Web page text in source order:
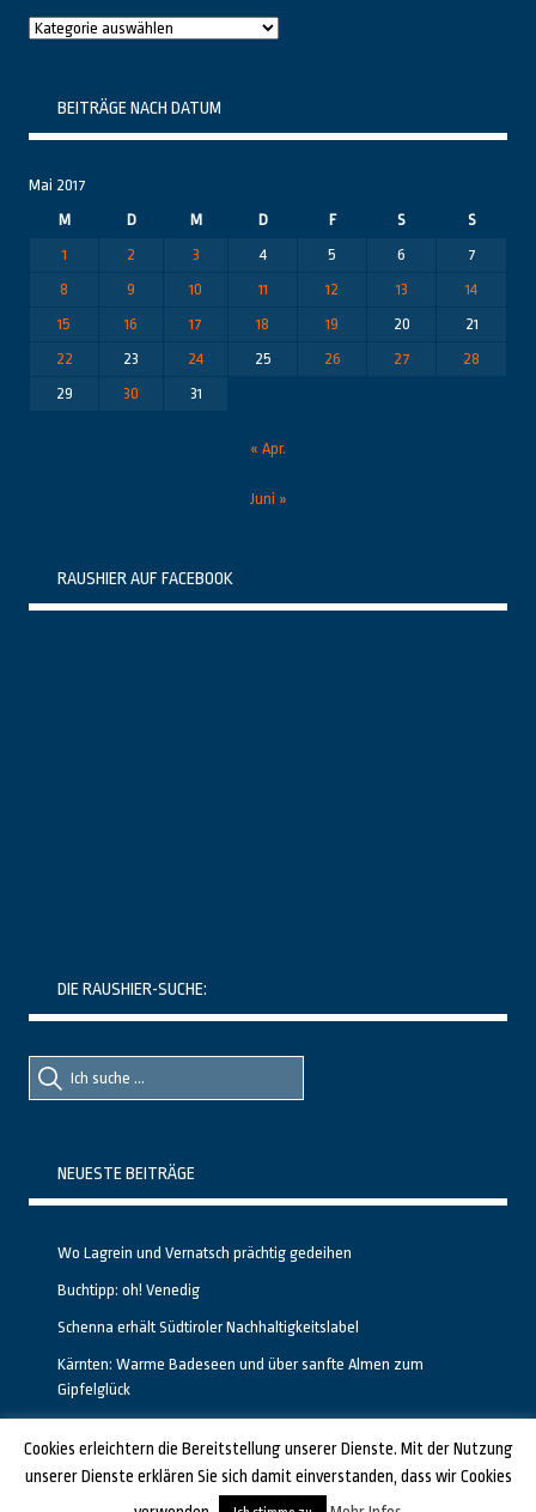
Raushier
BEITRÄGE NACH DATUM
Mai 2017
M
D M D F S
S
1
2 3 4 5 6
7
8
9 10 11 12 13
14
15
16 17 18 19 20
21
22
23 24 25 26 27
28
29
30 31
« Apr.
Juni »
RAUSHIER AUF FACEBOOK
DIE RAUSHIER-SUCHE:
Suche
nach::
Suche
nach:
NEUESTE BEITRÄGE
Wo Lagrein und Vernatsch prächtig gedeihen
Buchtipp: oh! Venedig
Schenna erhält Südtiroler Nachhaltigkeitslabel
Kärnten: Warme Badeseen und über sanfte Almen zum
Gipfelglück
GESTALTET UND PROGRAMMIERT VON ALBERTO & FRANZ BEI LUCID.BERLIN
Cookies erleichtern die Bereitstellung unserer Dienste. Mit der Nutzung
unserer Dienste erklären Sie sich damit einverstanden, dass wir Cookies